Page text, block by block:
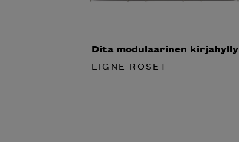
Dita modulaarinen kirjahylly
LIGNE ROSET